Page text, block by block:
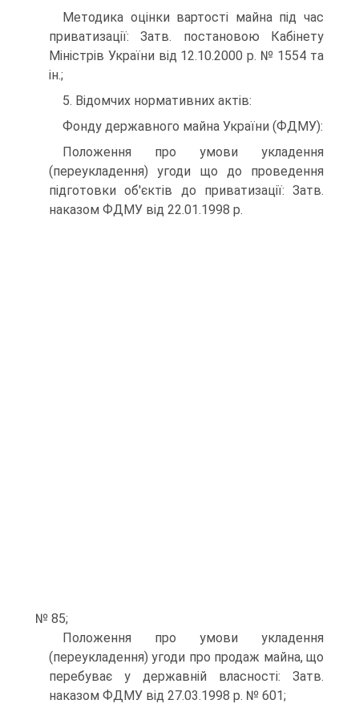
Методика оцінки вартості майна під час
приватизації: Затв. постановою Кабінету
Міністрів України від 12.10.2000 р. № 1554 та
ін.;
5. Відомчих нормативних актів:
Фонду державного майна України (ФДМУ):
Положення про умови укладення
(переукладення) угоди що до проведення
підготовки об'єктів до приватизації: Затв.
наказом ФДМУ від 22.01.1998 р.
№ 85;
Положення про умови укладення
(переукладення) угоди про продаж майна, що
перебуває у державній власності: Затв.
наказом ФДМУ від 27.03.1998 р. № 601;